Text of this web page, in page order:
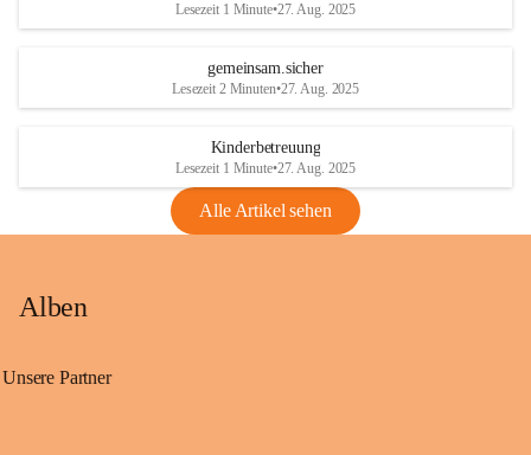
Lesezeit 1 Minute•27. Aug. 2025
gemeinsam.sicher
Lesezeit 2 Minuten•27. Aug. 2025
Kinderbetreuung
Lesezeit 1 Minute•27. Aug. 2025
Alle Artikel sehen
Alben
Unsere Partner